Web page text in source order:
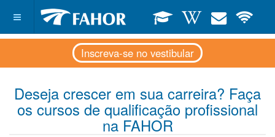
Inscreva-se no vestibular
Deseja crescer em sua carreira? Faça
os cursos de qualificação profissional
na FAHOR